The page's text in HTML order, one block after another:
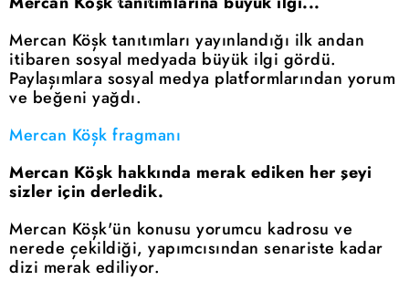
Mercan Köşk tanıtımları yayınlandığı ilk andan
itibaren sosyal medyada büyük ilgi gördü.
Paylaşımlara sosyal medya platformlarından yorum
ve beğeni yağdı.
Mercan Köşk fragmanı
Mercan Köşk hakkında merak ediken her şeyi
sizler için derledik.
Mercan Köşk'ün konusu yorumcu kadrosu ve
nerede çekildiği, yapımcısından senariste kadar
dizi merak ediliyor.